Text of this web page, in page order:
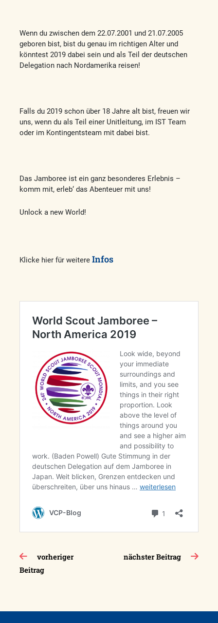
Wenn du zwischen dem 22.07.2001 und 21.07.2005
geboren bist, bist du genau im richtigen Alter und
könntest 2019 dabei sein und als Teil der deutschen
Delegation nach Nordamerika reisen!
Falls du 2019 schon über 18 Jahre alt bist, freuen wir
uns, wenn du als Teil einer Unitleitung, im IST Team
oder im Kontingentsteam mit dabei bist.
Das Jamboree ist ein ganz besonderes Erlebnis –
komm mit, erleb‘ das Abenteuer mit uns!
Unlock a new World!
Klicke hier für weitere Infos
Beitragsnavigation
vorheriger
Beitrag
nächster Beitrag